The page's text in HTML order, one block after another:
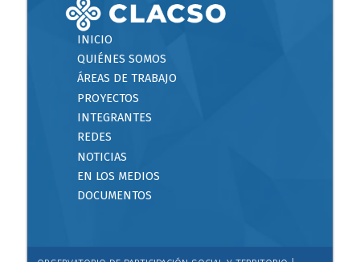
INICIO
QUIÉNES SOMOS
ÁREAS DE TRABAJO
PROYECTOS
INTEGRANTES
REDES
NOTICIAS
EN LOS MEDIOS
DOCUMENTOS